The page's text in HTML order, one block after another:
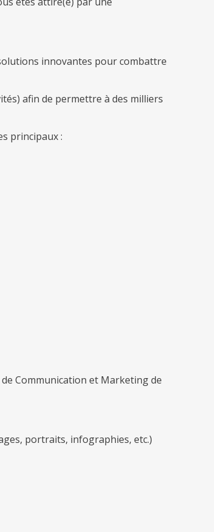
innovantes pour combattre
afin de permettre à des milliers
principaux :
Communication et Marketing de
portraits, infographies, etc.)